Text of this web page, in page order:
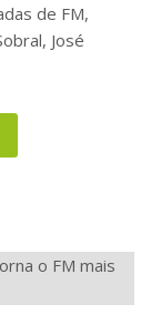
de FM,
José